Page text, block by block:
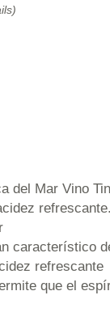
)
del Mar Vino
característico
refrescante
que el